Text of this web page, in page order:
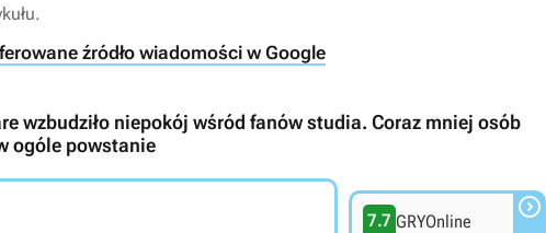
źródło wiadomości w Google
wzbudziło niepokój wśród fanów studia. Coraz mniej osób
ogóle powstanie
7.7 GRYOnline
